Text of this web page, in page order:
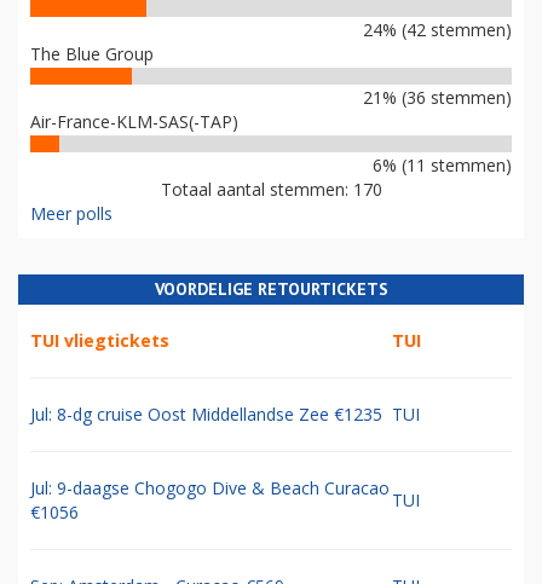
24% (42 stemmen)
The Blue Group
21% (36 stemmen)
Air-France-KLM-SAS(-TAP)
6% (11 stemmen)
Totaal aantal stemmen: 170
Meer polls
VOORDELIGE RETOURTICKETS
TUI vliegtickets TUI
Jul: 8-dg cruise Oost Middellandse Zee €1235 TUI
Jul: 9-daagse Chogogo Dive & Beach Curacao
€1056
TUI